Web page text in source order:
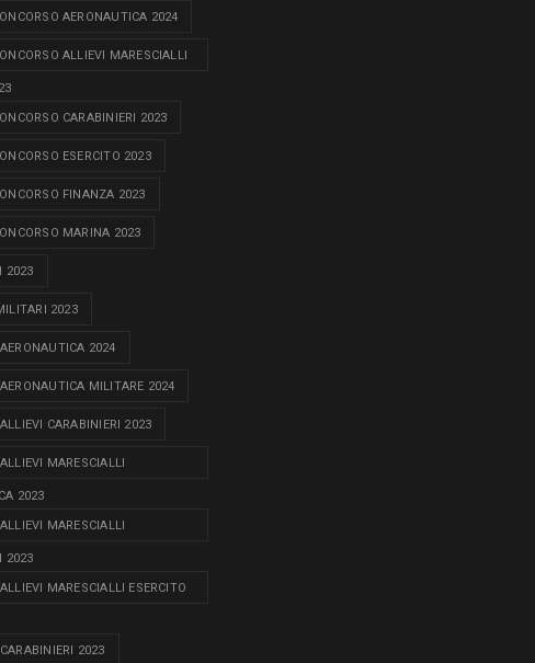
AERONAUTICA 2024
ALLIEVI MARESCIALLI
CARABINIERI 2023
ESERCITO 2023
FINANZA 2023
MARINA 2023
2023
2023
2024
MILITARE 2024
CARABINIERI 2023
MARESCIALLI
2023
MARESCIALLI
2023
MARESCIALLI ESERCITO
2023